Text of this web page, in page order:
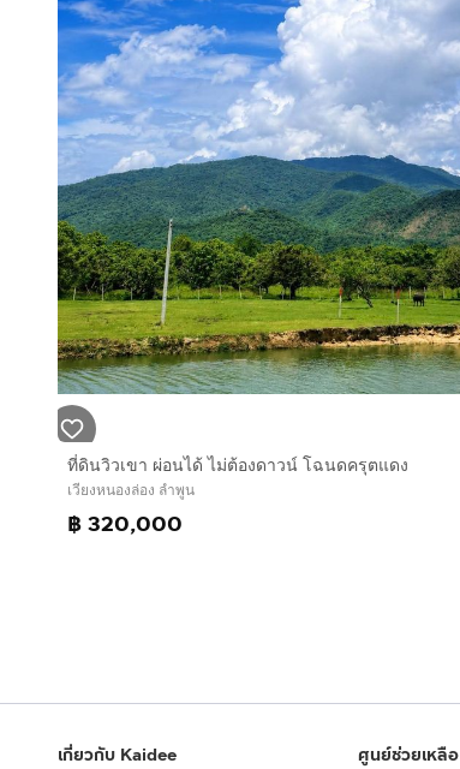
ที่ดินวิวเขา ผ่อนได้ ไม่ต้องดาวน์ โฉนดครุตแดง
เวียงหนองล่อง ลำพูน
฿ 320,000
เกี่ยวกับ Kaidee
ศูนย์ช่วยเหลือ